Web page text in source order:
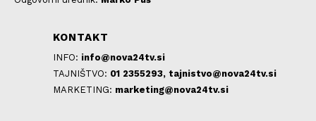
KONTAKT
INFO: info@nova24tv.si
TAJNIŠTVO: 01 2355293, tajnistvo@nova24tv.si
MARKETING: marketing@nova24tv.si